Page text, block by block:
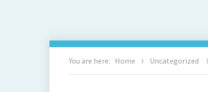
You are here: Home Uncategorized